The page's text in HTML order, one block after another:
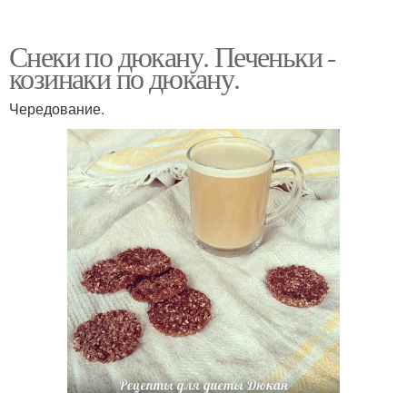
Снеки по дюкану. Печеньки -
козинаки по дюкану.
Чередование.